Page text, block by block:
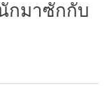
นักมาซักกับ